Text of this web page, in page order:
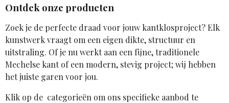
Ontdek onze producten
Zoek je de perfecte draad voor jouw kantklosproject? Elk
kunstwerk vraagt om een eigen dikte, structuur en
uitstraling. Of je nu werkt aan een fijne, traditionele
Mechelse kant of een modern, stevig project; wij hebben
het juiste garen voor jou.
Klik op de categorieën om ons specifieke aanbod te